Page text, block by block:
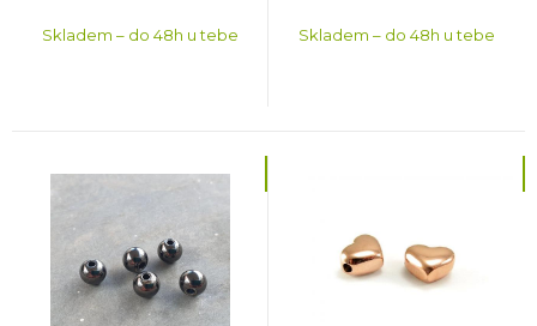
Skladem – do 48h u tebe Skladem – do 48h u tebe